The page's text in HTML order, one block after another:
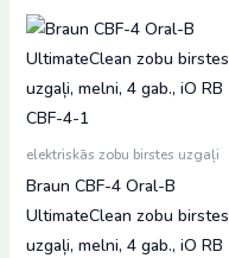
elektriskās zobu birstes uzgaļi
Braun CBF-4 Oral-B
UltimateClean zobu birstes
uzgaļi, melni, 4 gab., iO RB